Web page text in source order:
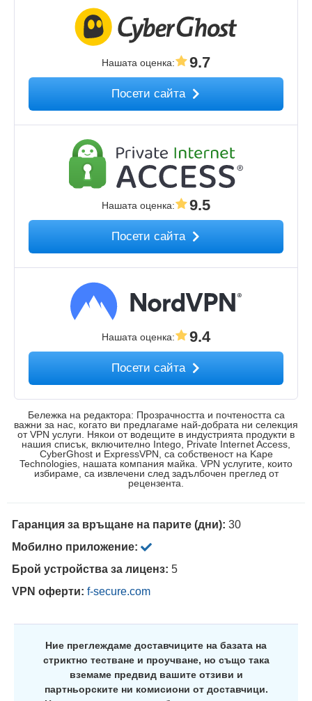
Нашата оценка: 9.7
Посети сайта
Нашата оценка: 9.5
Посети сайта
Нашата оценка: 9.4
Посети сайта
Бележка на редактора: Прозрачността и почтеността са
важни за нас, когато ви предлагаме най-добрата ни селекция
от VPN услуги. Някои от водещите в индустрията продукти в
нашия списък, включително Intego, Private Internet Access,
CyberGhost и ExpressVPN, са собственост на Kape
Technologies, нашата компания майка. VPN услугите, които
избираме, са извлечени след задълбочен преглед от
рецензента.
Гаранция за връщане на парите (дни): 30
Мобилно приложение:
Брой устройства за лиценз: 5
VPN оферти: f-secure.com
Ние преглеждаме доставчиците на базата на
стриктно тестване и проучване, но също така
вземаме предвид вашите отзиви и
партньорските ни комисиони от доставчици.